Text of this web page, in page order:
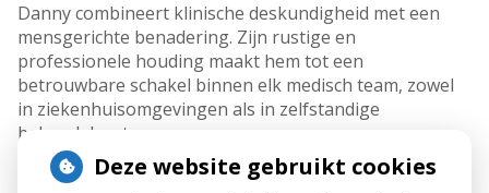
Danny combineert klinische deskundigheid met een
mensgerichte benadering. Zijn rustige en
professionele houding maakt hem tot een
betrouwbare schakel binnen elk medisch team, zowel
in ziekenhuisomgevingen als in zelfstandige
behandelcentra.
Terug naar overzicht
Deze website gebruikt cookies